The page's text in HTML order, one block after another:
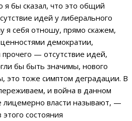
бы сказал, что это общий
идей у либерального
я себя отношу, прямо скажем,
демократии,
— отсутствие идей,
бы быть значимы, нового
это тоже симптом деградации. В
и война в данном
лицемерно власти называют, —
состояния